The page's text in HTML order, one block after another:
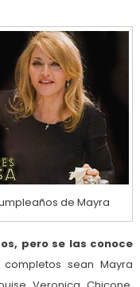
de Mayra
pero se las conoce
sean Mayra